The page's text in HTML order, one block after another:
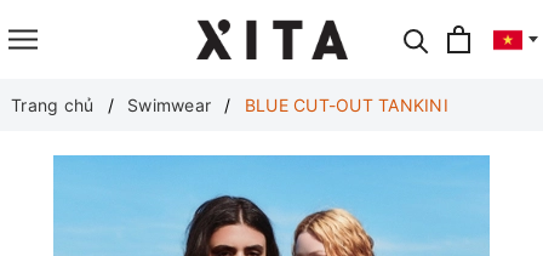
Translate
Trang chủ Swimwear BLUE CUT-OUT TANKINI